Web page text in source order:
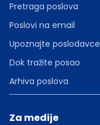
Pretraga poslova
Poslovi na email
Upoznajte poslodavce
Dok tražite posao
Arhiva poslova
Za medije